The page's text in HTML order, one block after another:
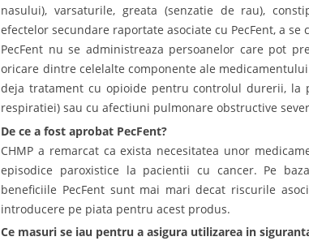
nasului), varsaturile, greata (senzatie de rau),
efectelor secundare raportate asociate cu PecFent, a se
PecFent nu se administreaza persoanelor care pot
oricare dintre celelalte componente ale
deja tratament cu opioide pentru controlul durerii, la
respiratiei) sau cu afectiuni pulmonare obstructive
De ce a fost aprobat PecFent?
CHMP a remarcat ca exista necesitatea unor
episodice paroxistice la pacientii cu cancer. Pe
beneficiile PecFent sunt mai mari decat riscurile
introducere pe piata pentru acest produs.
Ce masuri se iau pentru a asigura utilizarea in